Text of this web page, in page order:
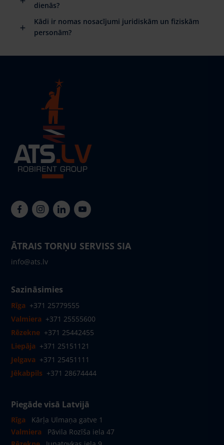
dienās?
Kādi ir nomas nosacījumi juridiskām un fiziskām
personām?
ĀTRAIS TORŅU SERVISS SIA
info@ats.lv
Sazināsimies
Rīga +371 25779555
Valmiera +371 25555600
Rēzekne +371 25442455
Liepāja +371 25151121
Jelgava +371 25451111
Jēkabpils +371 28674444
Piegāde visā Latvijā
Rīga
Kārļa Ulmaņa gatve 1
Valmiera
Pāvila Rozīša iela 47